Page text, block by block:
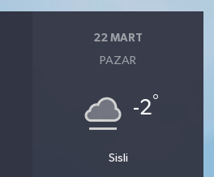
22 MART
PAZAR
-2°
Sisli